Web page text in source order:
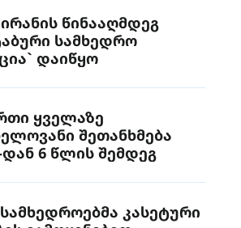
წინააღმდეგ
სამხედრო
დაიწყო
ყველაზე
შეთანხმება
დან 6 წლის შემდეგ
კასეტური